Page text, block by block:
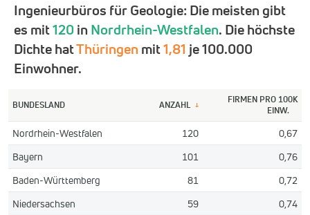
Ingenieurbüros für Geologie: Die meisten gibt
es mit120 in Nordrhein-Westfalen. Die höchste
Dichte hatThüringen mit1,81 je 100.000
Einwohner.
BUNDESLAND ANZAHL ↓
FIRMEN PRO 100K
EINW.
Nordrhein-Westfalen 120
0,67
Bayern
101
0,76
Baden-Württemberg
81
0,72
Niedersachsen
59
0,74